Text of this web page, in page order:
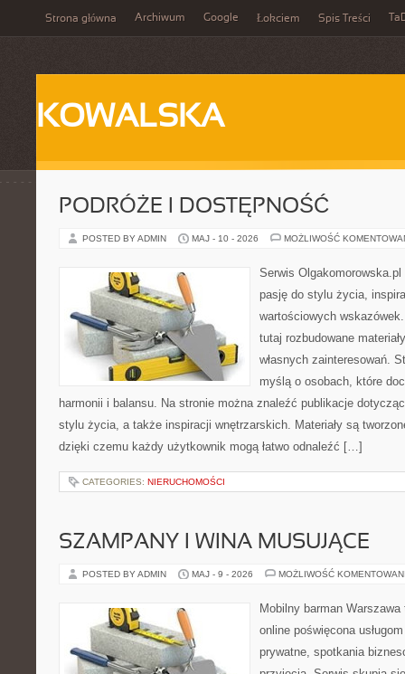
Strona główna Archiwum Google Łokciem Spis Treści
KOWALSKA
PODRÓŻE I DOSTĘPNOŚĆ
POSTED BY ADMIN MAJ - 10 - 2026 MOŻLIWOŚĆ
Serwis
pasję do stylu życia,
wartościowych
tutaj rozbudowane
własnych zainteresowań.
myślą o osobach, które
harmonii i balansu. Na stronie można znaleźć publikacje
stylu życia, a także inspiracji wnętrzarskich. Materiały są
dzięki czemu każdy użytkownik mogą łatwo odnaleźć […]
CATEGORIES: NIERUCHOMOŚCI
SZAMPANY I WINA MUSUJĄCE
POSTED BY ADMIN MAJ - 9 - 2026 MOŻLIWOŚĆ
Mobilny barman
online poświęcona
prywatne, spotkania